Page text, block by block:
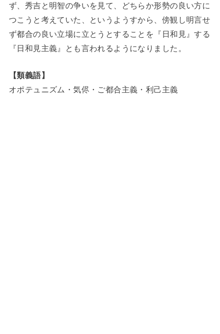
ず、秀吉と明智の争いを見て、どちらか形勢の良い方に
つこうと考えていた、というようすから、傍観し明言せ
ず都合の良い立場に立とうとすることを『日和見』する
『日和見主義』とも言われるようになりました。
【類義語】
オポテュニズム・気侭・ご都合主義・利己主義